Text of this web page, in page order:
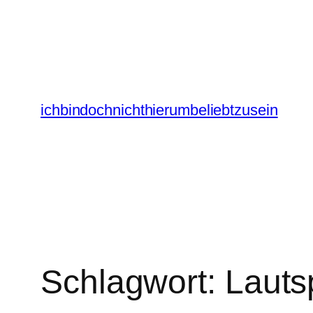
ichbindochnichthierumbeliebtzusein
Schlagwort: